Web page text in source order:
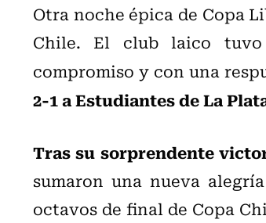
Otra noche épica de Copa
Chile. El club laico
compromiso y con una
2-1 a Estudiantes de La
Tras su sorprendente
sumaron una nueva
octavos de final de Copa